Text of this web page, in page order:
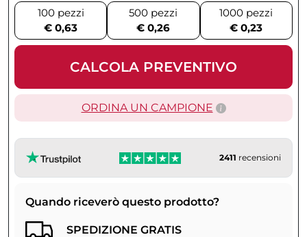
100 pezzi
€ 0,63
500 pezzi
€ 0,26
1000 pezzi
€ 0,23
CALCOLA PREVENTIVO
ORDINA UN CAMPIONE
2411 recensioni
Quando riceverò questo prodotto?
SPEDIZIONE GRATIS